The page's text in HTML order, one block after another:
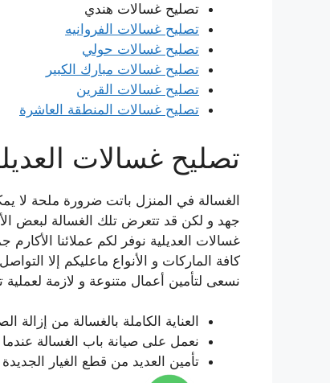
تصليح غسالات هندي
تصليح غسالات الفروانيه
تصليح غسالات حولي
تصليح غسالات مبارك الكبير
تصليح غسالات القرين
تصليح غسالات المنطقة العاشرة
تصليح غسالات
الغسالة في المنزل باتت ضرورة ملحة لا
جهد و لكن قد تتعرض تلك الغسالة لبعض
غسالات العديلية نوفر لكم عملائنا
كافة الماركات و الأنواع ماعليكم إلا
نسعى لتأمين أعمال متنوعة و لازمة لعملية
العناية الكاملة بالغسالة من
نعمل على صيانة باب الغسالة عندما
تأمين العديد من قطع الغيار